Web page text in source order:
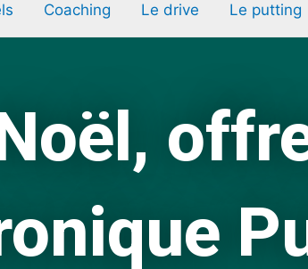
Coaching Le drive Le putting